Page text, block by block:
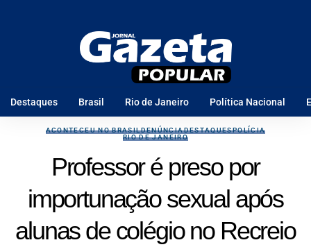
Destaques Brasil Rio de Janeiro Política Nacional
ACONTECEU NO BRASILDENÚNCIADESTAQUESPOLÍCIA
RIO DE JANEIRO
Professor é preso por
importunação sexual após
alunas de colégio no Recreio